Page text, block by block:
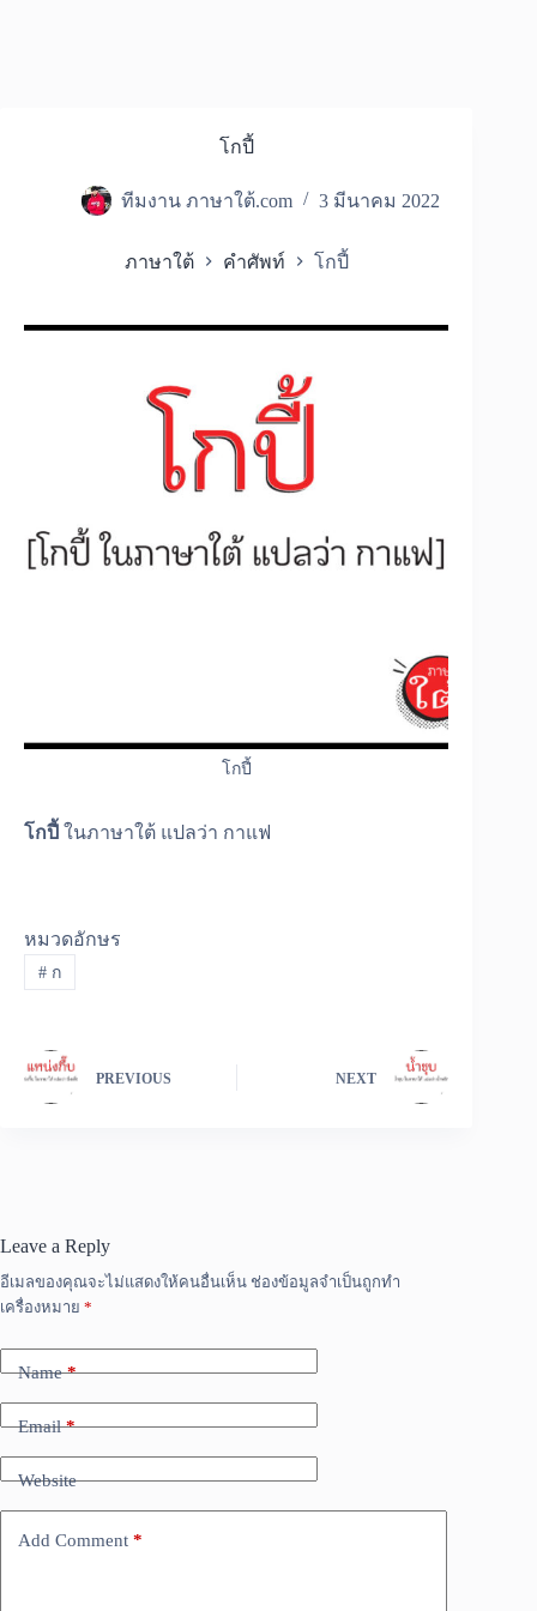
โกปี้
ทีมงาน ภาษาใต้.com 3 มีนาคม 2022
ภาษาใต้ คำศัพท์ โกปี้
โกปี้
โกปี้ ในภาษาใต้ แปลว่า กาแฟ
หมวดอักษร
#ก
PREVIOUS NEXT
Leave a Reply
อีเมลของคุณจะไม่แสดงให้คนอื่นเห็น ช่องข้อมูลจำเป็นถูกทำ
เครื่องหมาย *
Name*
Email*
Website
Add Comment *